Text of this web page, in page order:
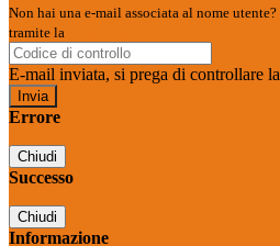
Non hai una e-mail associata al nome
tramite la
E-mail inviata, si prega di controllare
Errore
Chiudi
Successo
Chiudi
Informazione